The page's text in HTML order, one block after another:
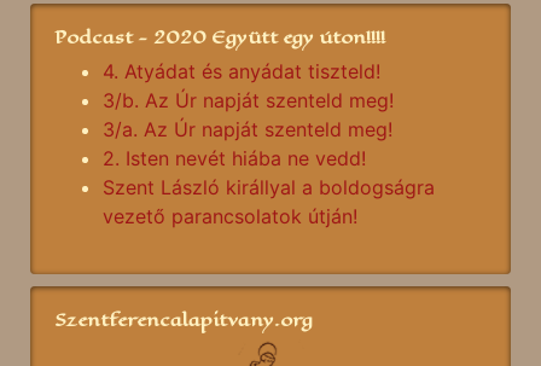
Podcast - 2020 Együtt egy úton!!!!
4. Atyádat és anyádat tiszteld!
3/b. Az Úr napját szenteld meg!
3/a. Az Úr napját szenteld meg!
2. Isten nevét hiába ne vedd!
Szent László királlyal a boldogságra
vezető parancsolatok útján!
Szentferencalapitvany.org